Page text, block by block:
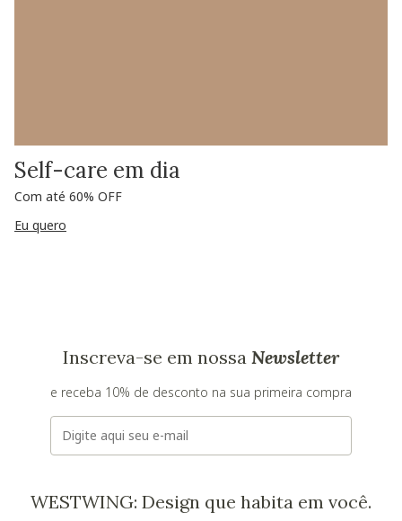
Self-care em dia
Com até 60% OFF
Eu quero
Inscreva-se em nossa Newsletter
e receba 10% de desconto na sua primeira compra
E-mail
WESTWING: Design que habita em você.